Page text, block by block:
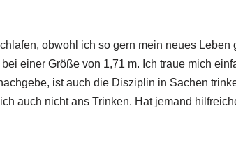
obwohl ich so gern mein neues Leben
einer Größe von 1,71 m. Ich traue mich
ist auch die Disziplin in Sachen
auch nicht ans Trinken. Hat jemand